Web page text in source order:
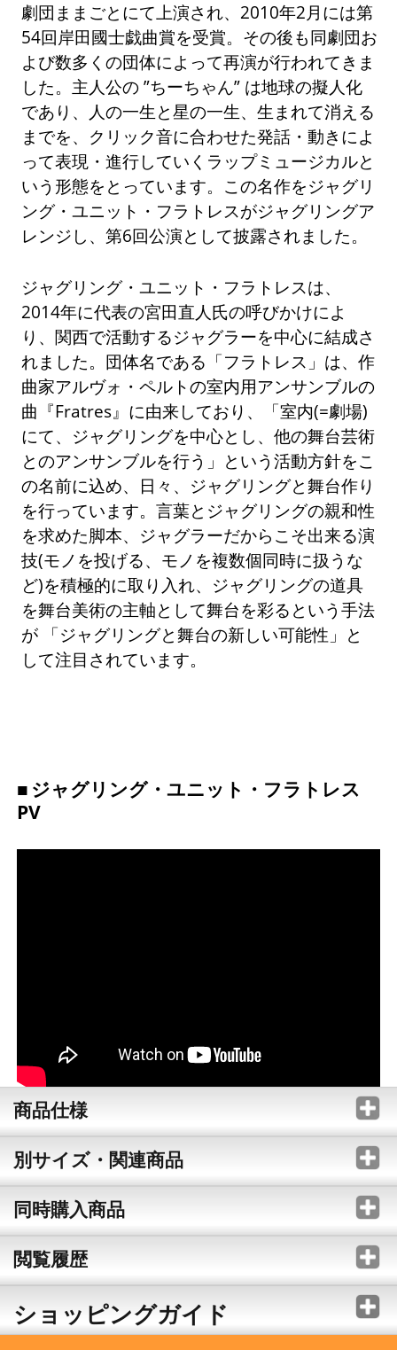
劇団ままごとにて上演され、2010年2月には第
54回岸田國士戯曲賞を受賞。その後も同劇団お
よび数多くの団体によって再演が行われてきま
した。主人公の ”ちーちゃん” は地球の擬人化
であり、人の一生と星の一生、生まれて消える
までを、クリック音に合わせた発話・動きによ
って表現・進行していくラップミュージカルと
いう形態をとっています。この名作をジャグリ
ング・ユニット・フラトレスがジャグリングア
レンジし、第6回公演として披露されました。
ジャグリング・ユニット・フラトレスは、
2014年に代表の宮田直人氏の呼びかけによ
り、関西で活動するジャグラーを中心に結成さ
れました。団体名である「フラトレス」は、作
曲家アルヴォ・ペルトの室内用アンサンブルの
曲『Fratres』に由来しており、「室内(=劇場)
にて、ジャグリングを中心とし、他の舞台芸術
とのアンサンブルを行う」という活動方針をこ
の名前に込め、日々、ジャグリングと舞台作り
を行っています。言葉とジャグリングの親和性
を求めた脚本、ジャグラーだからこそ出来る演
技(モノを投げる、モノを複数個同時に扱うな
ど)を積極的に取り入れ、ジャグリングの道具
を舞台美術の主軸として舞台を彩るという手法
が 「ジャグリングと舞台の新しい可能性」と
して注目されています。
ジャグリング・ユニット・フラトレス
PV
商品仕様
別サイズ・関連商品
同時購入商品
閲覧履歴
ショッピングガイド